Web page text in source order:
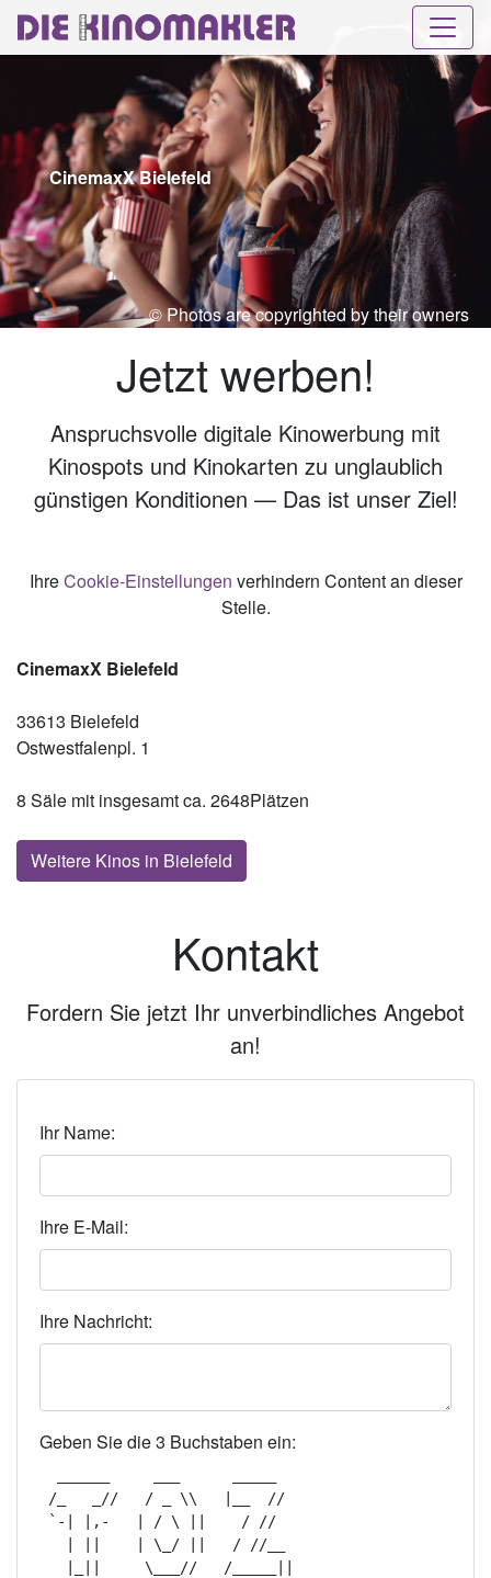
CinemaxX Bielefeld
© Photos are copyrighted by their owners
Jetzt werben!
Anspruchsvolle digitale Kinowerbung mit
Kinospots und Kinokarten zu unglaublich
günstigen Konditionen — Das ist unser Ziel!
IhreCookie-Einstellungen verhindern Content an dieser
Stelle.
CinemaxX Bielefeld
33613 Bielefeld
Ostwestfalenpl. 1
8 Säle mit insgesamt ca. 2648Plätzen
Weitere Kinos in Bielefeld
Kontakt
Fordern Sie jetzt Ihr unverbindliches Angebot
an!
Ihr Name:
Ihre E-Mail:
Ihre Nachricht:
Geben Sie die 3 Buchstaben ein:
/_   _//   / _ \\   |__  //
`-| |,-   | / \ ||    / //
   | ||    | \_/ ||   / //__
   |_||     \___//   /_____||